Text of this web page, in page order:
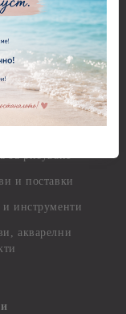
- Животни
- Коледни и
и почистващи
за рисуване
и поставки
и инструменти
акварелни